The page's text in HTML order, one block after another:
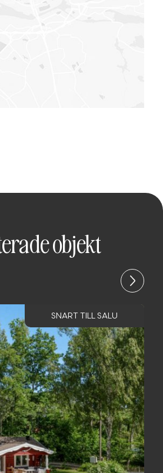
objekt
SNART TILL SALU